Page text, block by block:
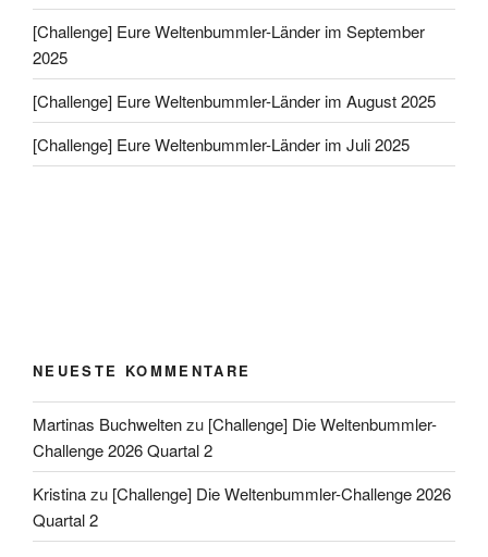
[Challenge] Eure Weltenbummler-Länder im September
2025
[Challenge] Eure Weltenbummler-Länder im August 2025
[Challenge] Eure Weltenbummler-Länder im Juli 2025
NEUESTE KOMMENTARE
Martinas Buchweltenzu [Challenge] Die Weltenbummler-
Challenge 2026 Quartal 2
Kristinazu [Challenge] Die Weltenbummler-Challenge 2026
Quartal 2